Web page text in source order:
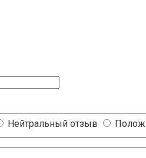
Нейтральный отзыв